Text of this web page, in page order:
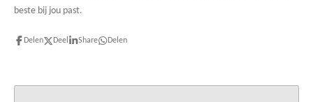
beste bij jou past.
Delen Deel Share Delen